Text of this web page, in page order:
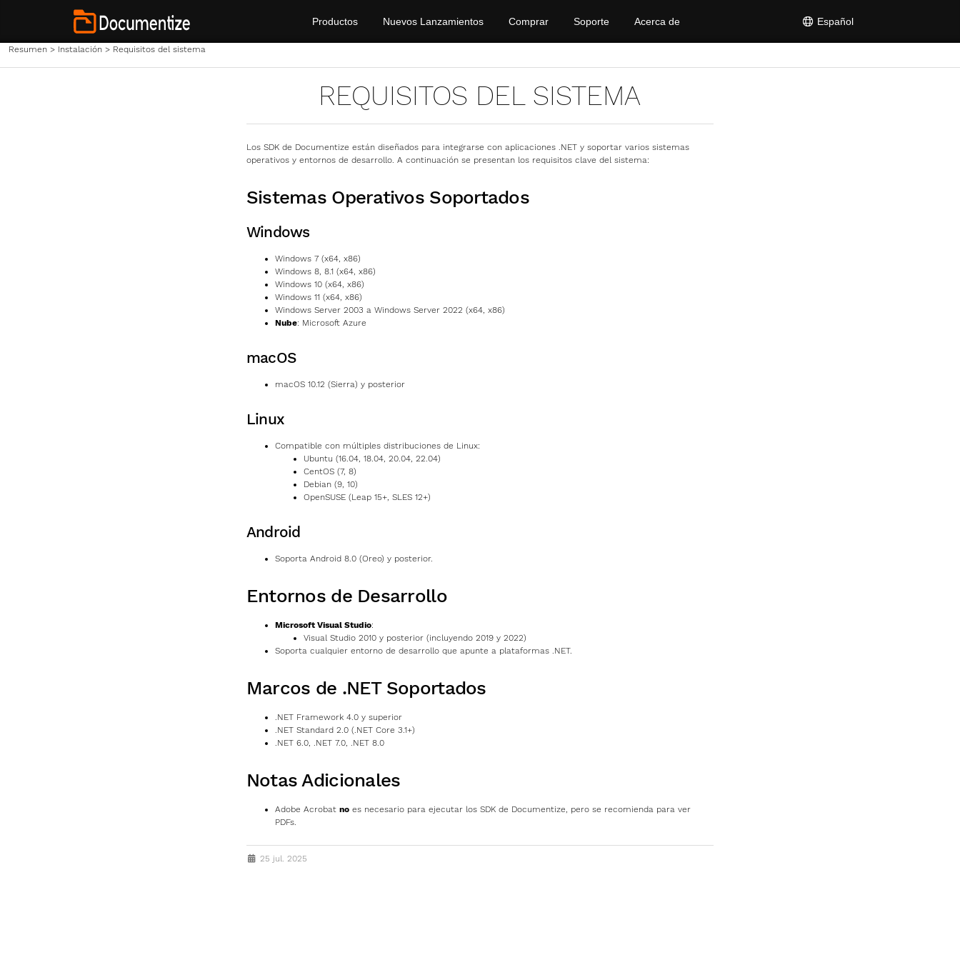
Español
Productos Nuevos Lanzamientos Comprar Soporte Acerca de
Resumen> Instalación> Requisitos del sistema
REQUISITOS DEL SISTEMA
Los SDK de Documentize están diseñados para integrarse con aplicaciones .NET y soportar varios sistemas
operativos y entornos de desarrollo. A continuación se presentan los requisitos clave del sistema:
Sistemas Operativos Soportados
Windows
Windows 7 (x64, x86)
Windows 8, 8.1 (x64, x86)
Windows 10 (x64, x86)
Windows 11 (x64, x86)
Windows Server 2003 a Windows Server 2022 (x64, x86)
Nube: Microsoft Azure
macOS
macOS 10.12 (Sierra) y posterior
Linux
Compatible con múltiples distribuciones de Linux:
Ubuntu (16.04, 18.04, 20.04, 22.04)
CentOS (7, 8)
Debian (9, 10)
OpenSUSE (Leap 15+, SLES 12+)
Android
Soporta Android 8.0 (Oreo) y posterior.
Entornos de Desarrollo
Microsoft Visual Studio:
Visual Studio 2010 y posterior (incluyendo 2019 y 2022)
Soporta cualquier entorno de desarrollo que apunte a plataformas .NET.
Marcos de .NET Soportados
.NET Framework 4.0 y superior
.NET Standard 2.0 (.NET Core 3.1+)
.NET 6.0, .NET 7.0, .NET 8.0
Notas Adicionales
Adobe Acrobat noes necesario para ejecutar los SDK de Documentize, pero se recomienda para ver
PDFs.
25 jul. 2025